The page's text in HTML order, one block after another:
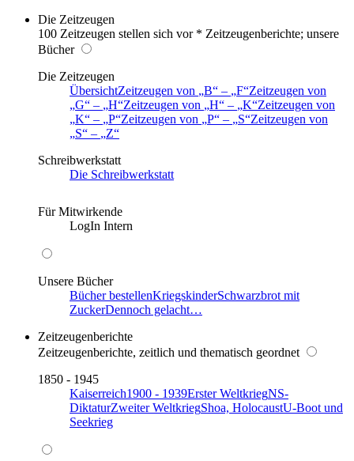
Die Zeitzeugen
100 Zeitzeugen stellen sich vor * Zeitzeugenberichte; unsere
Bücher
Die Zeitzeugen
ÜbersichtZeitzeugen von B – F Zeitzeugen von
G
– H Zeitzeugen von H – K Zeitzeugen von
K
– P Zeitzeugen von P – S Zeitzeugen von
S
–
Z
Schreibwerkstatt
Die Schreibwerkstatt
Für Mitwirkende
LogIn Intern
Unsere Bücher
Bücher bestellenKriegskinderSchwarzbrot mit
ZuckerDennoch gelacht…
Zeitzeugenberichte
Zeitzeugenberichte, zeitlich und thematisch geordnet
1850 - 1945
Kaiserreich1900 - 1939Erster WeltkriegNS-
DiktaturZweiter WeltkriegShoa, HolocaustU-Boot und
Seekrieg